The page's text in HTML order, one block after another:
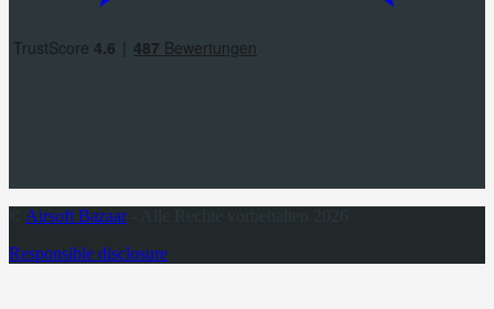
Airsoft Bazaar- Alle Rechte vorbehalten 2026
Responsible disclosure